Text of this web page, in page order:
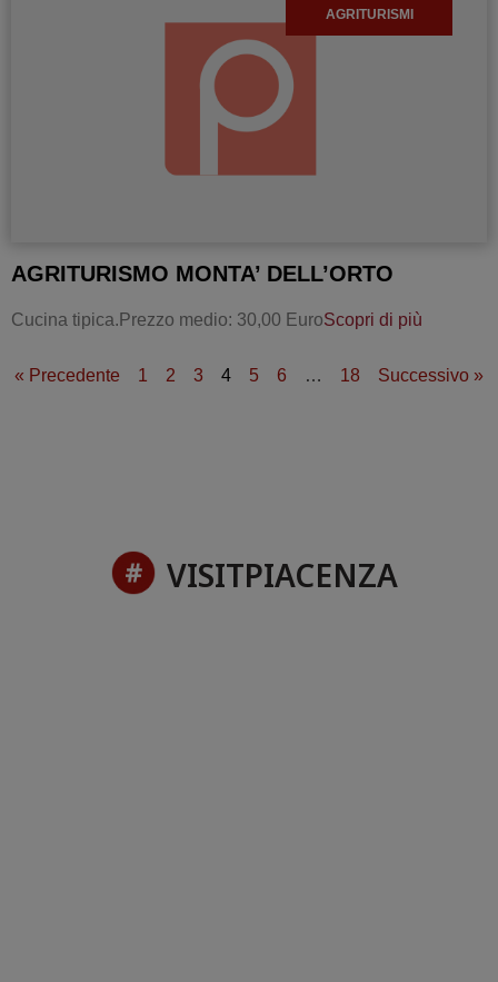
AGRITURISMI
AGRITURISMO MONTA’ DELL’ORTO
Cucina tipica.Prezzo medio: 30,00 EuroScopri di più
« Precedente 1 2 3 4 5 6 … 18 Successivo »
VISITPIACENZA